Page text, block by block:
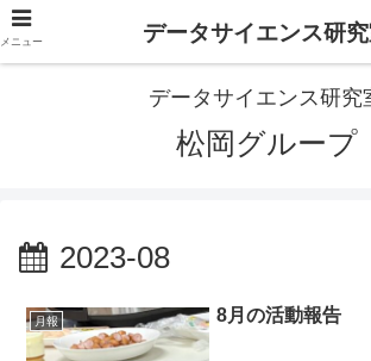
データサイエンス研究
松岡グループ
2023-08
月報 8月の活動報告
メニュー データサイエンス研